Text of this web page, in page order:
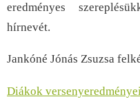
eredményes
hírnevét.
Jankóné Jónás Zsuzsa
Diákok